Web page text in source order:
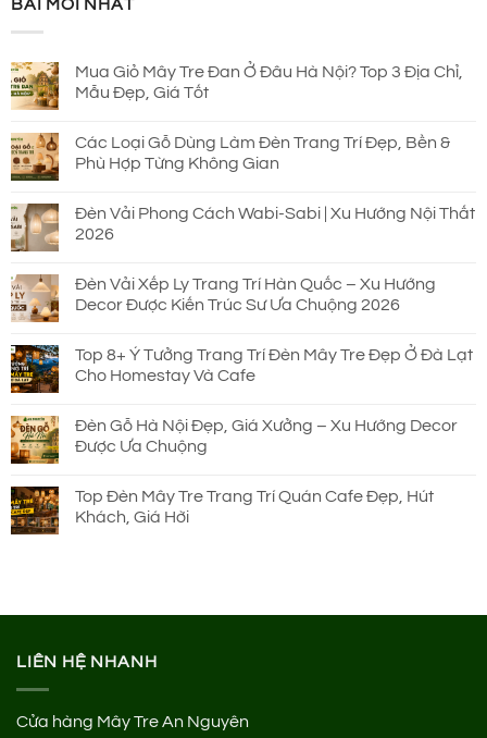
BÀI MỚI NHẤT
Mua Giỏ Mây Tre Đan Ở Đâu Hà Nội? Top 3 Địa Chỉ,
Mẫu Đẹp, Giá Tốt
Các Loại Gỗ Dùng Làm Đèn Trang Trí Đẹp, Bền &
Phù Hợp Từng Không Gian
Đèn Vải Phong Cách Wabi-Sabi | Xu Hướng Nội Thất
2026
Đèn Vải Xếp Ly Trang Trí Hàn Quốc – Xu Hướng
Decor Được Kiến Trúc Sư Ưa Chuộng 2026
Top 8+ Ý Tưởng Trang Trí Đèn Mây Tre Đẹp Ở Đà Lạt
Cho Homestay Và Cafe
Đèn Gỗ Hà Nội Đẹp, Giá Xưởng – Xu Hướng Decor
Được Ưa Chuộng
Top Đèn Mây Tre Trang Trí Quán Cafe Đẹp, Hút
Khách, Giá Hời
LIÊN HỆ NHANH
Cửa hàng Mây Tre An Nguyên